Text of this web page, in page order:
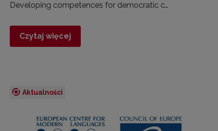
Developing competences for democratic c…
Czytaj więcej
Aktualności